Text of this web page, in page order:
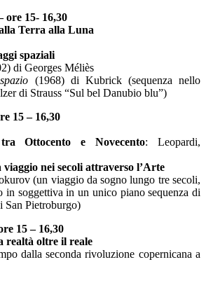
ore 15- 16,30
Terra alla Luna
spaziali
di Georges Méliès
(1968) di Kubrick (sequenza nello
di Strauss “Sul bel Danubio blu”)
15 – 16,30
Ottocento e Novecento: Leopardi,
viaggio nei secoli attraverso l’Arte
(un viaggio da sogno lungo tre secoli,
in soggettiva in un unico piano sequenza di
San Pietroburgo)
15 – 16,30
realtà oltre il reale
dalla seconda rivoluzione copernicana a